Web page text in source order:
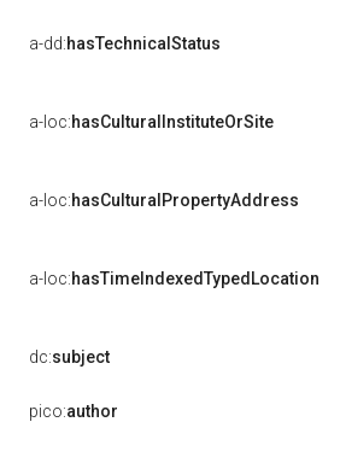
a-dd:hasTechnicalStatus
a-loc:hasCulturalInstituteOrSite
a-loc:hasCulturalPropertyAddress
a-loc:hasTimeIndexedTypedLocation
dc:subject
pico:author